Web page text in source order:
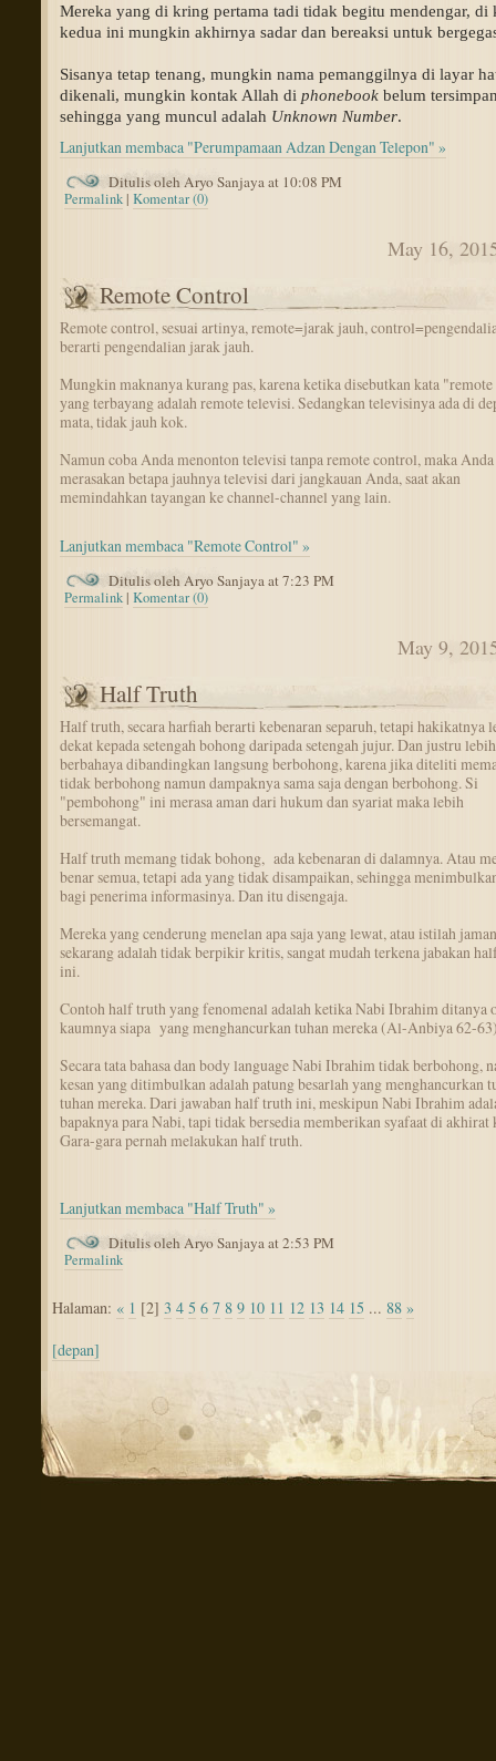
Mereka yang di kring pertama tadi tidak begitu mendengar, di
kedua ini mungkin akhirnya sadar dan bereaksi untuk
Sisanya tetap tenang, mungkin nama pemanggilnya di layar
dikenali, mungkin kontak Allah di phonebook belum
sehingga yang muncul adalah Unknown Number.
Lanjutkan membaca "Perumpamaan Adzan Dengan Telepon" »
Ditulis oleh Aryo Sanjaya at 10:08 PM
Permalink |Komentar (0)
May 16,
Remote Control
Remote control, sesuai artinya, remote=jarak jauh,
berarti pengendalian jarak jauh.
Mungkin maknanya kurang pas, karena ketika disebutkan kata
yang terbayang adalah remote televisi. Sedangkan televisinya ada di
mata, tidak jauh kok.
Namun coba Anda menonton televisi tanpa remote control, maka Anda
merasakan betapa jauhnya televisi dari jangkauan Anda, saat akan
memindahkan tayangan ke channel-channel yang lain.
Lanjutkan membaca "Remote Control" »
Ditulis oleh Aryo Sanjaya at 7:23 PM
Permalink |Komentar (0)
May 9,
Half Truth
Half truth, secara harfiah berarti kebenaran separuh, tetapi hakikatnya
dekat kepada setengah bohong daripada setengah jujur. Dan justru lebih
berbahaya dibandingkan langsung berbohong, karena jika diteliti
tidak berbohong namun dampaknya sama saja dengan berbohong. Si
"pembohong" ini merasa aman dari hukum dan syariat maka lebih
bersemangat.
Half truth memang tidak bohong, ada kebenaran di dalamnya. Atau
benar semua, tetapi ada yang tidak disampaikan, sehingga
bagi penerima informasinya. Dan itu disengaja.
Mereka yang cenderung menelan apa saja yang lewat, atau istilah jaman
sekarang adalah tidak berpikir kritis, sangat mudah terkena jabakan
ini.
Contoh half truth yang fenomenal adalah ketika Nabi Ibrahim ditanya
kaumnya siapa yang menghancurkan tuhan mereka (Al-Anbiya 62-
Secara tata bahasa dan body language Nabi Ibrahim tidak berbohong,
kesan yang ditimbulkan adalah patung besarlah yang menghancurkan
tuhan mereka. Dari jawaban half truth ini, meskipun Nabi Ibrahim
bapaknya para Nabi, tapi tidak bersedia memberikan syafaat di akhirat
Gara-gara pernah melakukan half truth.
Lanjutkan membaca "Half Truth" »
Ditulis oleh Aryo Sanjaya at 2:53 PM
Permalink
Halaman: « 1 [2] 3 4 5 6 7 8 9 10 11 12 13 14 15 ... 88 »
[depan]